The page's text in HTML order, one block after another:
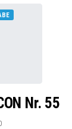
Nr. 55